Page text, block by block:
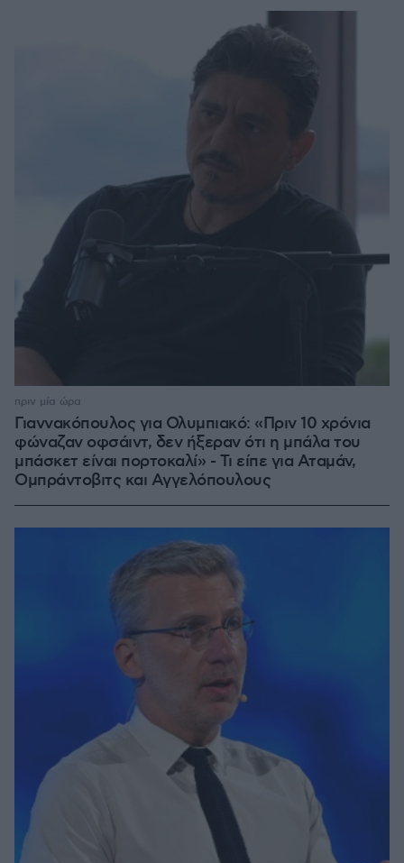
Γιαννακόπουλος για Ολυμπιακό: «Πριν 10 χρόνια
φώναζαν οφσάιντ, δεν ήξεραν ότι η μπάλα του
μπάσκετ είναι πορτοκαλί» - Τι είπε για Αταμάν,
Ομπράντοβιτς και Αγγελόπουλους
πριν μία ώρα